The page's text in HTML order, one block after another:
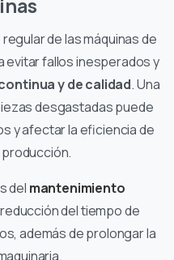
regular de las máquinas de
evitar fallos inesperados y
y de calidad. Una
desgastadas puede
y afectar la eficiencia de
del mantenimiento
del tiempo de
además de prolongar la